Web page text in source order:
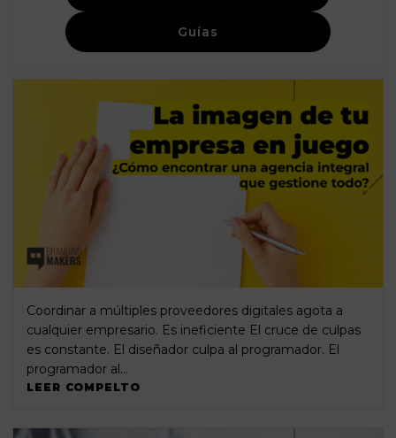
Guías
Coordinar a múltiples proveedores digitales agota a
cualquier empresario. Es ineficiente El cruce de culpas
es constante. El diseñador culpa al programador. El
programador al…
LEER COMPELTO